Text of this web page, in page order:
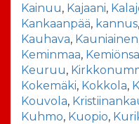
Kainuu, Kajaani,
Kankaanpää, kannus,
Kauhava, Kauniainen
Keminmaa,
Keuruu,
Kokemäki, Kokkola,
Kouvola,
Kuhmo, Kuopio,